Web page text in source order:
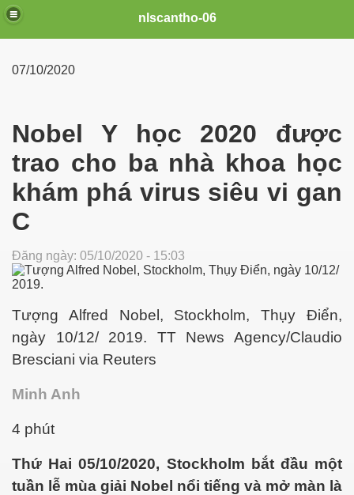
nlscantho-06
07/10/2020
Nobel Y học 2020 được
trao cho ba nhà khoa học
khám phá virus siêu vi gan
C
Đăng ngày: 05/10/2020 - 15:03
Tượng Alfred Nobel, Stockholm, Thụy Điển,
ngày 10/12/ 2019. TT News Agency/Claudio
Bresciani via Reuters
Minh Anh
4 phút
Thứ Hai 05/10/2020, Stockholm bắt đầu một
tuần lễ mùa giải Nobel nổi tiếng và mở màn là